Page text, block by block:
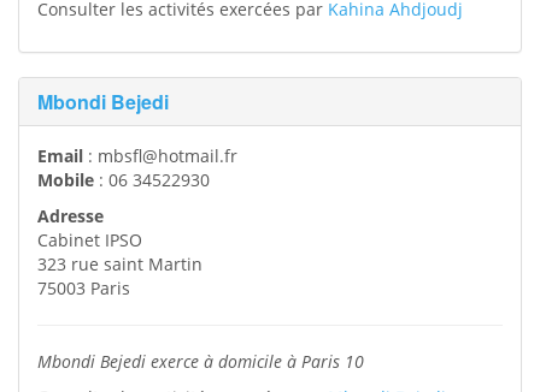
Consulter les activités exercées par Kahina Ahdjoudj
Mbondi Bejedi
Email : mbsfl@hotmail.fr
Mobile : 06 34522930
Adresse
Cabinet IPSO
323 rue saint Martin
75003 Paris
Mbondi Bejedi exerce à domicile à Paris 10